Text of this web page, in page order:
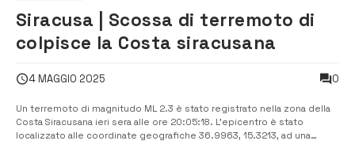
Siracusa | Scossa di terremoto di
colpisce la Costa siracusana
4 MAGGIO 2025 0
Un terremoto di magnitudo ML 2.3 è stato registrato nella zona della
Costa Siracusana ieri sera alle ore 20:05:18. L’epicentro è stato
localizzato alle coordinate geografiche 36.9963, 15.3213, ad una